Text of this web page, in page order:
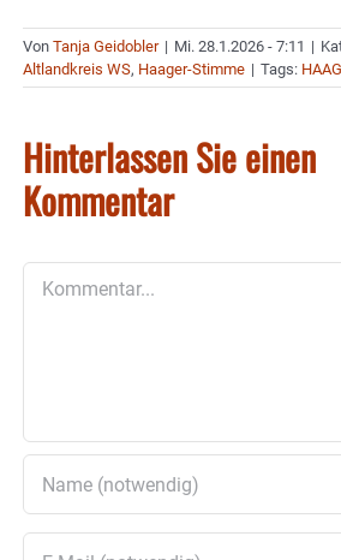
Von Tanja Geidobler | Mi. 28.1.2026 - 7:11 |
Altlandkreis WS, Haager-Stimme | Tags: HAAG
Hinterlassen Sie einen
Kommentar